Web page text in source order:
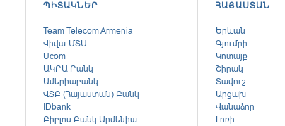
ՊԻՏԱԿՆԵՐ
Team Telecom Armenia
Վիվա-ՄՏՍ
Ucom
ԱԿԲԱ Բանկ
Ամերիաբանկ
ՎՏԲ (Հայաստան) Բանկ
IDbank
Բիբլոս Բանկ Արմենիա
ՀԱՅԱՍՏԱՆ
Երևան
Գյումրի
Կոտայք
Շիրակ
Տավուշ
Արցախ
Վանաձոր
Լոռի